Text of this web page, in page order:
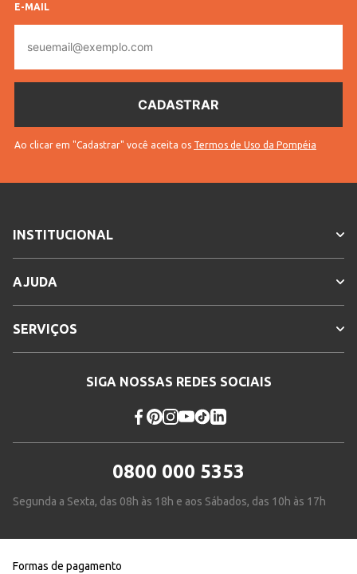
E-MAIL
mail
Ao clicar em "Cadastrar" você aceita os Termos de Uso da Pompéia
INSTITUCIONAL
AJUDA
SERVIÇOS
SIGA NOSSAS REDES SOCIAIS
0800 000 5353
Segunda a Sexta, das 08h às 18h e aos Sábados, das 10h às 17h
Formas de pagamento